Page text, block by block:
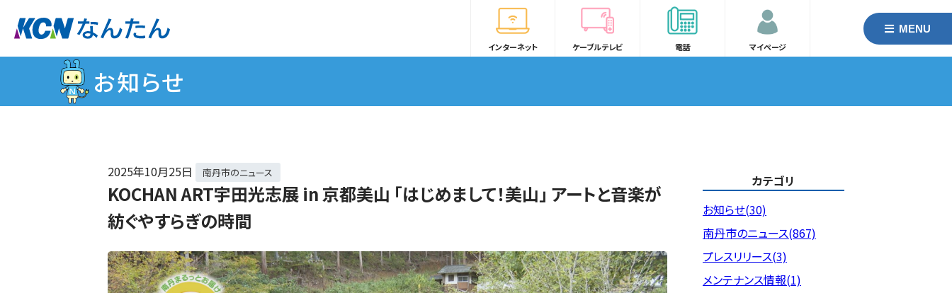
インターネット ケーブルテレビ 電話 マイページ
MENU
お知らせ
2025年10月25日 南丹市のニュース
KOCHAN ART宇田光志展 in 京都美山 「はじめまして！美山」 アートと音楽が
紡ぐやすらぎの時間
カテゴリ
お知らせ(30)
南丹市のニュース(867)
プレスリリース(3)
メンテナンス情報(1)